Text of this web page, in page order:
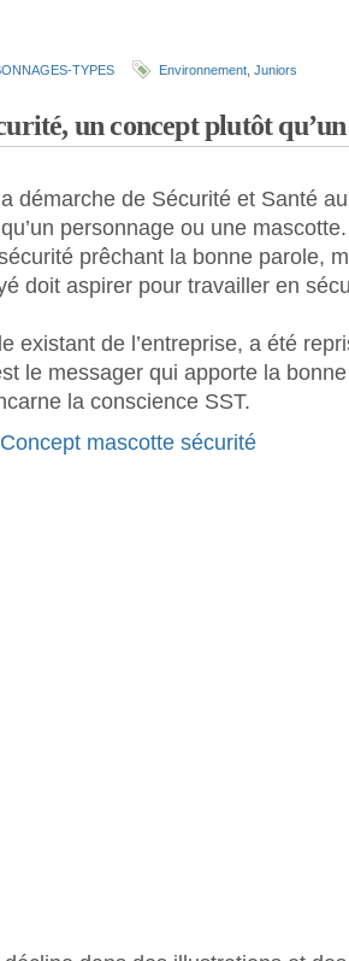
TYPES Environnement Juniors
un concept plutôt
démarche de Sécurité et Santé au
personnage ou une
prêchant la bonne parole,
doit aspirer pour travailler en
existant de l’entreprise, a été
le messager qui apporte la
la conscience SST.